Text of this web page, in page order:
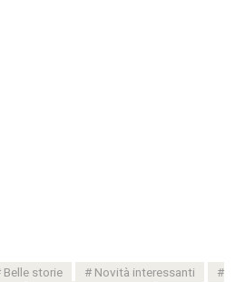
Belle storie
Novità interessanti